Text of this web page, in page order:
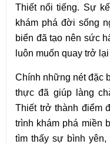
Thiết nổi tiếng. Sự
khám phá đời sống
biển đã tạo nên sức
luôn muốn quay trở
Chính những nét đặc
thực đã giúp làng
Thiết trở thành điểm
trình khám phá miền
tìm thấy sự bình